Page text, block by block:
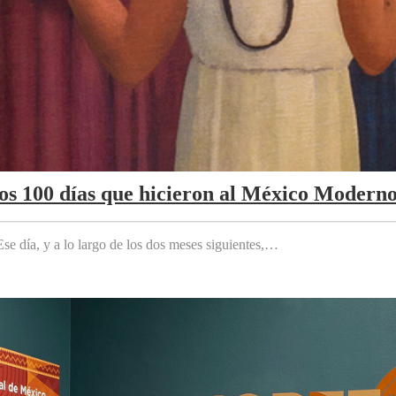
100 días que hicieron al México
día, y a lo largo de los dos meses siguientes,…